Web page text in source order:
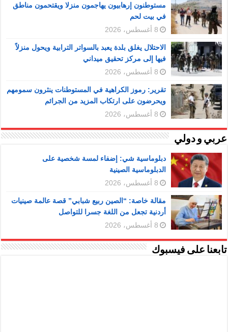
مستوطنون إرهابيون يهاجمون منزلا ويقتحمون مناطق
في بيت لحم
8 أغسطس، 2026
الاحتلال يغلق بلدة يعبد بالسواتر الترابية ويحول منزلاً
فيها إلى مركز تحقيق ميداني
8 أغسطس، 2026
تقرير: رموز الكراهية في المستوطنات ينثرون سمومهم
ويحرضون على ارتكاب المزيد من الجرائم
8 أغسطس، 2026
عربي و دولي
دبلوماسية شي: إضفاء لمسة شخصية على
الدبلوماسية الصينية
8 أغسطس، 2026
مقالة خاصة: “الصين ربيع شبابي” قصة عالمة صينيات
أردنية تجعل من اللغة جسرا للتواصل
8 أغسطس، 2026
تابعنا على فيسبوك